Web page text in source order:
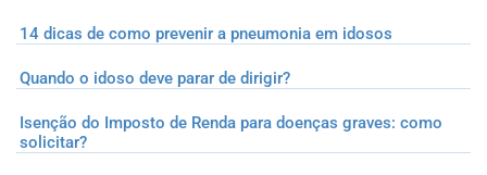
14 dicas de como prevenir a pneumonia em idosos
Quando o idoso deve parar de dirigir?
Isenção do Imposto de Renda para doenças graves: como
solicitar?